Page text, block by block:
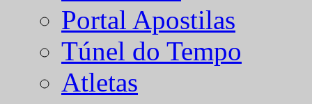
Portal Apostilas
Túnel do Tempo
Atletas